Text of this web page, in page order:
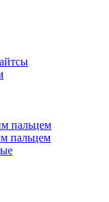
пальцем
пальцем